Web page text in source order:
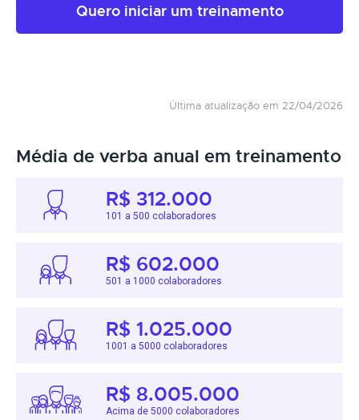
Quero iniciar um treinamento
Última atualização em 22/04/2026
Média de verba anual em treinamento
R$ 312.000
101 a 500 colaboradores
R$ 602.000
501 a 1000 colaboradores
R$ 1.025.000
1001 a 5000 colaboradores
R$ 8.005.000
Acima de 5000 colaboradores